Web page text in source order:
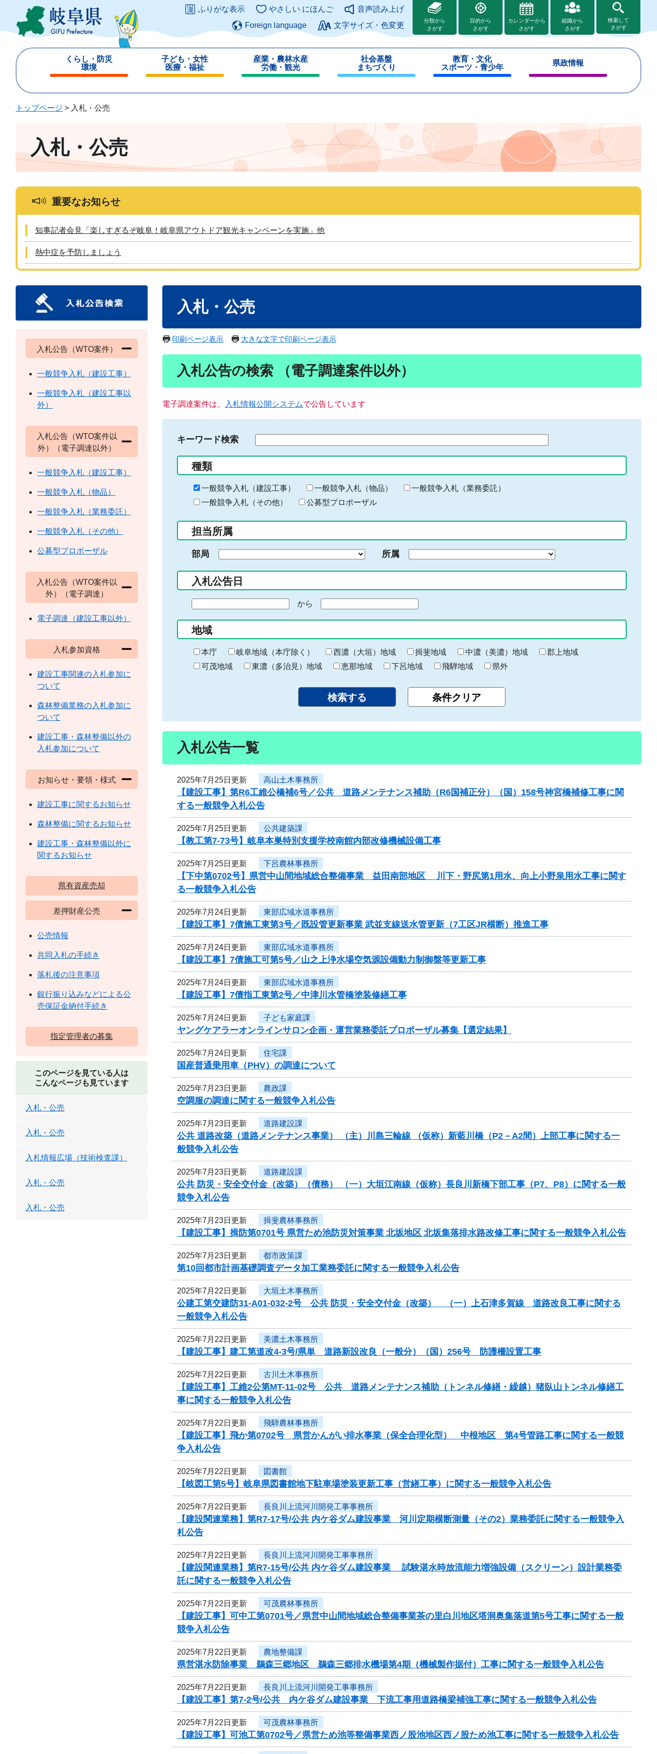
ジ
ュ
このページの本文へ
ふりがな表示 やさしい にほんご
音声読み上げ
Foreign language
文字サイズ・色変更
分類から
さがす
目的から
さがす
カレンダーから
さがす
組織から
さがす
検索して
さがす
くらし・防災
環境
じ
子ども・女性
医療・福祉
じ
産業・農林水産
労働・観光
じ
社会基盤
まちづくり
じ
教育・文化
スポーツ・青少年
じ
県政情報
じ
トップページ > 入札・公売
入札・公売
重要なお知らせ
知事記者会見「楽しすぎるぞ岐阜！岐阜県アウトドア観光キャンペーンを実施」他
熱中症を予防しましょう
入札・公売
印刷ページ表示 大きな文字で印刷ページ表示
入札公告の検索 （電子調達案件以外）
電子調達案件は、 入札情報公開システムで公告しています
キーワード検索
る
キ
ー
ー
入
力
種類
一般競争入札（建設工事） 一般競争入札（物品）
一般競争入札（業務委託）
一般競争入札（その他）
公募型プロポーザル
担当所属
部局 所属
入札公告日
の
始
ま
り
から
終
わ
り
地域
本庁 岐阜地域（本庁除く） 西濃（大垣）地域 揖斐地域 中濃（美濃）地域
郡上地域
可茂地域
東濃（多治見）地域 恵那地域 下呂地域 飛騨地域 県外
入札公告一覧
2025年7月25日更新 高山土木事務所
【建設工事】第R6工維公橋補6号／公共 道路メンテナンス補助（R6国補正分）（国）158号神宮橋補修工事に関
する一般競争入札公告
2025年7月25日更新 公共建築課
【教工第7-73号】岐阜本巣特別支援学校南館内部改修機械設備工事
2025年7月25日更新 下呂農林事務所
【下中第0702号】県営中山間地域総合整備事業 益田南部地区 川下・野尻第1用水、向上小野泉用水工事に関す
る一般競争入札公告
2025年7月24日更新 東部広域水道事務所
【建設工事】7債施工東第3号／既設管更新事業 武並支線送水管更新（7工区JR横断）推進工事
2025年7月24日更新 東部広域水道事務所
【建設工事】7債施工可第5号／山之上浄水場空気源設備動力制御盤等更新工事
2025年7月24日更新 東部広域水道事務所
【建設工事】7債指工東第2号／中津川水管橋塗装修繕工事
2025年7月24日更新 子ども家庭課
ヤングケアラーオンラインサロン企画・運営業務委託プロポーザル募集【選定結果】
2025年7月24日更新 住宅課
国産普通乗用車（PHV）の調達について
2025年7月23日更新 農政課
空調服の調達に関する一般競争入札公告
2025年7月23日更新 道路建設課
公共 道路改築（道路メンテナンス事業） （主）川島三輪線 （仮称）新藍川橋（P2－A2間）上部工事に関する一
般競争入札公告
2025年7月23日更新 道路建設課
公共 防災・安全交付金（改築）（債務） （一）大垣江南線（仮称）長良川新橋下部工事（P7、P8）に関する一般
競争入札公告
2025年7月23日更新 揖斐農林事務所
【建設工事】揖防第0701号 県営ため池防災対策事業 北坂地区 北坂集落排水路改修工事に関する一般競争入札公告
2025年7月23日更新 都市政策課
第10回都市計画基礎調査データ加工業務委託に関する一般競争入札公告
2025年7月22日更新 大垣土木事務所
公建工第交建防31-A01-032-2号 公共 防災・安全交付金（改築） （一）上石津多賀線 道路改良工事に関する
一般競争入札公告
2025年7月22日更新 美濃土木事務所
【建設工事】建工第道改4-3号/県単 道路新設改良（一般分）（国）256号 防護柵設置工事
2025年7月22日更新 古川土木事務所
【建設工事】工維2公第MT-11-02号 公共 道路メンテナンス補助（トンネル修繕・繰越）猪臥山トンネル修繕工
事に関する一般競争入札公告
2025年7月22日更新 飛騨農林事務所
【建設工事】飛か第0702号 県営かんがい排水事業（保全合理化型） 中根地区 第4号管路工事に関する一般競
争入札公告
2025年7月22日更新 図書館
【岐図工第5号】岐阜県図書館地下駐車場塗装更新工事（営繕工事）に関する一般競争入札公告
2025年7月22日更新 長良川上流河川開発工事事務所
【建設関連業務】第R7-17号/公共 内ケ谷ダム建設事業 河川定期横断測量（その2）業務委託に関する一般競争入
札公告
2025年7月22日更新 長良川上流河川開発工事事務所
【建設関連業務】第R7-15号/公共 内ケ谷ダム建設事業 試験湛水時放流能力増強設備（スクリーン）設計業務委
託に関する一般競争入札公告
2025年7月22日更新 可茂農林事務所
【建設工事】可中工第0701号／県営中山間地域総合整備事業茶の里白川地区塔洞奥集落道第5号工事に関する一般
競争入札公告
2025年7月22日更新 農地整備課
県営湛水防除事業 鵜森三郷地区 鵜森三郷排水機場第4期（機械製作据付）工事に関する一般競争入札公告
2025年7月22日更新 長良川上流河川開発工事事務所
【建設工事】第7-2号/公共 内ケ谷ダム建設事業 下流工事用道路橋梁補強工事に関する一般競争入札公告
2025年7月22日更新 可茂農林事務所
【建設工事】可池工第0702号／県営ため池等整備事業西ノ股池地区西ノ股ため池工事に関する一般競争入札公告
入札公告（WTO案件）
一般競争入札（建設工事）
一般競争入札（建設工事以
外）
入札公告（WTO案件以
外）（電子調達以外）
一般競争入札（建設工事）
一般競争入札（物品）
一般競争入札（業務委託）
一般競争入札（その他）
公募型プロポーザル
入札公告（WTO案件以
外）（電子調達）
電子調達（建設工事以外）
入札参加資格
建設工事関連の入札参加に
ついて
森林整備業務の入札参加に
ついて
建設工事・森林整備以外の
入札参加について
お知らせ・要領・様式
建設工事に関するお知らせ
森林整備に関するお知らせ
建設工事・森林整備以外に
関するお知らせ
県有資産売却
差押財産公売
公売情報
共同入札の手続き
落札後の注意事項
銀行振り込みなどによる公
売保証金納付手続き
指定管理者の募集
このページを見ている人は
こんなページも見ています
入札・公売
入札・公売
入札情報広場（技術検査課）
入札・公売
入札・公売